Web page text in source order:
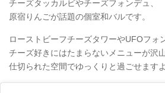
チーズタッカルビやチーズフォンデュ、
原宿りんごが話題の個室和バルです。
ローストビーフチーズタワーやUFOフォ
チーズ好きにはたまらないメニューが沢山
仕切られた空間でゆっくりと過ごせます